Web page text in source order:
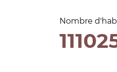
Nombre